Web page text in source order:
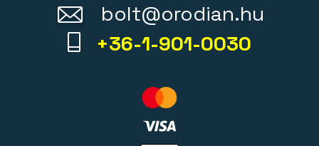
bolt@orodian.hu
+36-1-901-0030